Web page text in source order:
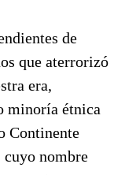
de
que aterrorizó
era,
minoría étnica
Continente
cuyo nombre